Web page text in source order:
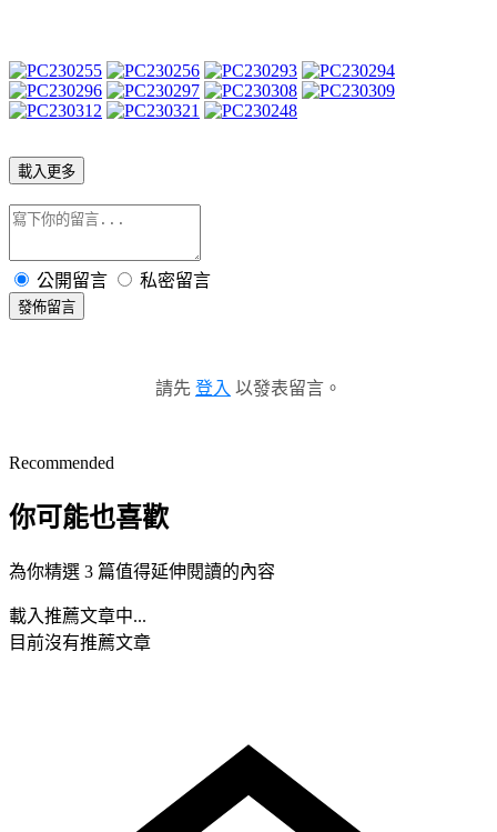
載入更多
公開留言 私密留言
發佈留言
請先 登入 以發表留言。
Recommended
你可能也喜歡
為你精選 3 篇值得延伸閱讀的內容
載入推薦文章中...
目前沒有推薦文章